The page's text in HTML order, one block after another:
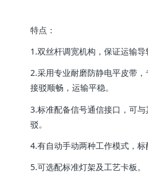
特点：
1.双丝杆调宽机构，保证运输导
2.采用专业耐磨防静电平皮带
接驳顺畅，运输平稳。
3.标准配备信号通信接口，可
驳。
4.有自动手动两种工作模式，标
5.可选配标准灯架及工艺卡板。